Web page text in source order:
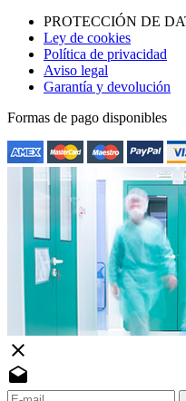
PROTECCIÓN DE
Ley de cookies
Política de privacidad
Aviso legal
Garantía y devolución
Formas de pago disponibles
close
drafts